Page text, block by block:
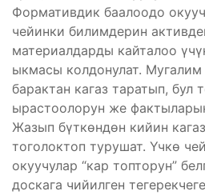
Формативдик баалоодо
чейинки билимдерин
материалдарды кайталоо
ыкмасы колдонулат.
барактан кагаз таратып, бул
ырастоолорун же
Жазып бүткөндөн кийин
тоголоктоп турушат. Үчкө
окуучулар “кар топторун”
доскага чийилген